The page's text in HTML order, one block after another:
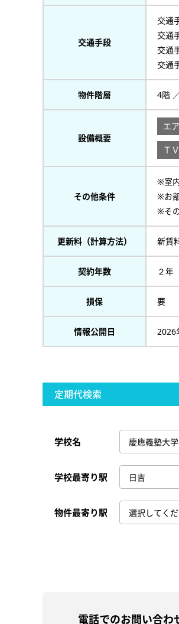
交通手段
交通
交通
交通
交通
物件階層 4階
設備概要
エ
Ｔ
その他条件
※室
※お
※そ
更新料（計算方法） 新賃
契約年数 ２年
損保 要
情報公開日 2026
定期代検索
学校名
学校最寄り駅
物件最寄り駅
電話でのお問い合わ